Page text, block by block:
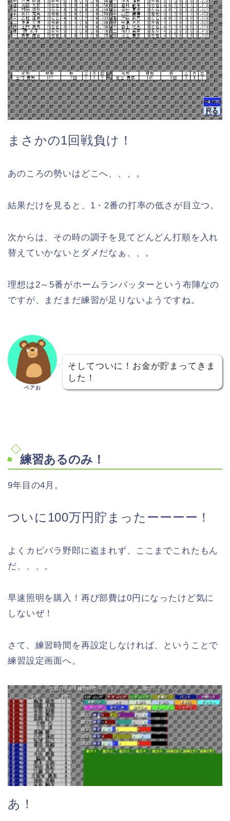
まさかの1回戦負け！
あのころの勢いはどこへ、、、。
結果だけを見ると、1・2番の打率の低さが目立つ。
次からは、その時の調子を見てどんどん打順を入れ
替えていかないとダメだなぁ、、。
理想は2～5番がホームランバッターという布陣なの
ですが、まだまだ練習が足りないようですね。
ベアお
そしてついに！お金が貯まってきま
した！
練習あるのみ！
9年目の4月。
ついに100万円貯まったーーーー！
よくカピバラ野郎に盗まれず、ここまでこれたもん
だ、、、。
早速照明を購入！再び部費は0円になったけど気に
しないぜ！
さて、練習時間を再設定しなければ、ということで
練習設定画面へ。
あ！